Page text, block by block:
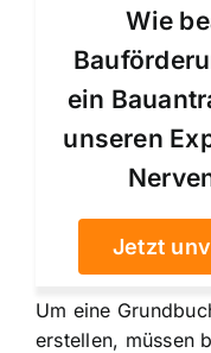
Wie
ein
unseren
Jetzt
Um eine
erstellen, müssen